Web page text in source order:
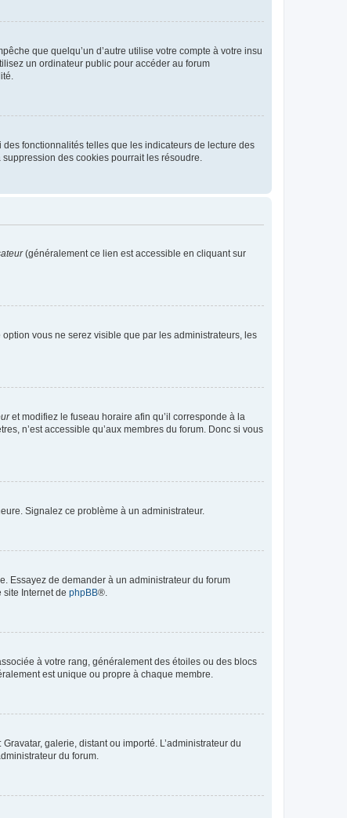
que quelqu’un d’autre utilise votre compte à votre insu
un ordinateur public pour accéder au forum
fonctionnalités telles que les indicateurs de lecture des
des cookies pourrait les résoudre.
(généralement ce lien est accessible en cliquant sur
option vous ne serez visible que par les administrateurs, les
et modifiez le fuseau horaire afin qu’il corresponde à la
n’est accessible qu’aux membres du forum. Donc si vous
Signalez ce problème à un administrateur.
Essayez de demander à un administrateur du forum
site Internet de phpBB®.
à votre rang, généralement des étoiles ou des blocs
est unique ou propre à chaque membre.
galerie, distant ou importé. L’administrateur du
du forum.